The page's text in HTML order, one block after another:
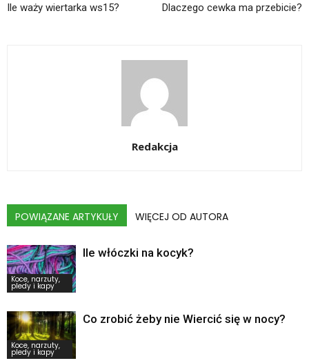
Ile waży wiertarka ws15? Dlaczego cewka ma przebicie?
Redakcja
POWIĄZANE ARTYKUŁY WIĘCEJ OD AUTORA
Koce, narzuty,
pledy i kapy
Ile włóczki na kocyk?
Koce, narzuty,
pledy i kapy
Co zrobić żeby nie Wiercić się w nocy?